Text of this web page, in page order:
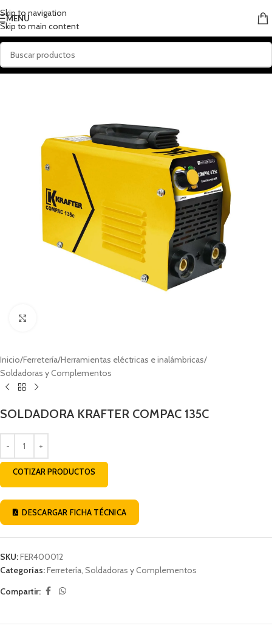
Skip to navigation
Skip to main content
MENU
Inicio/Ferretería/Herramientas eléctricas e inalámbricas/
Soldadoras y Complementos
SOLDADORA KRAFTER COMPAC 135C
COTIZAR PRODUCTOS
DESCARGAR FICHA TÉCNICA
SKU:FER400012
Categorías:Ferretería, Soldadoras y Complementos
Compartir: